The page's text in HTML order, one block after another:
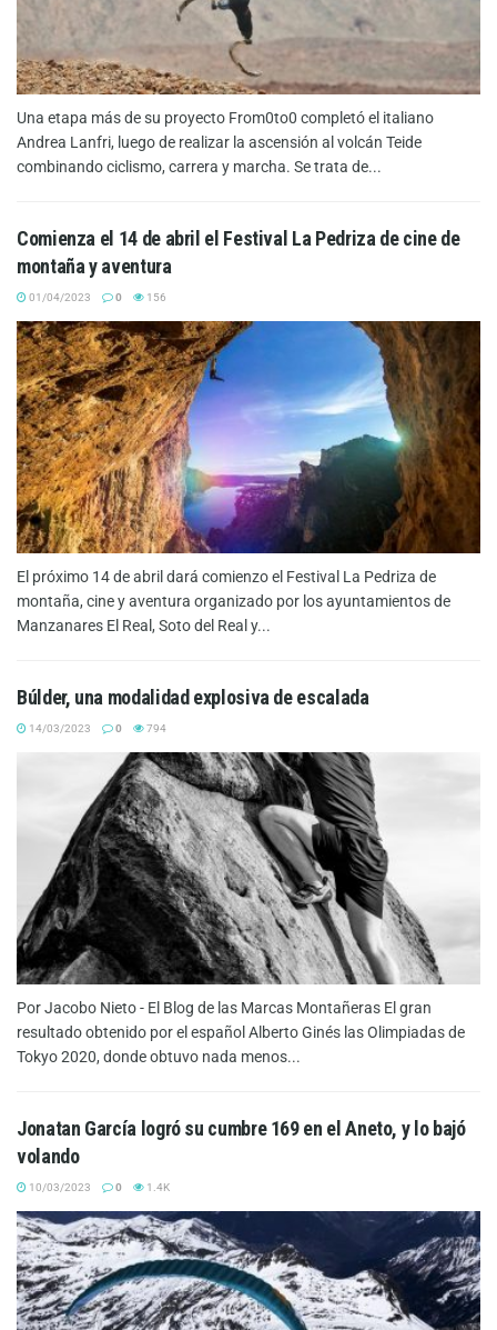
Una etapa más de su proyecto From0to0 completó el italiano
Andrea Lanfri, luego de realizar la ascensión al volcán Teide
combinando ciclismo, carrera y marcha. Se trata de...
Comienza el 14 de abril el Festival La Pedriza de cine de
montaña y aventura
01/04/2023 0 156
El próximo 14 de abril dará comienzo el Festival La Pedriza de
montaña, cine y aventura organizado por los ayuntamientos de
Manzanares El Real, Soto del Real y...
Búlder, una modalidad explosiva de escalada
14/03/2023 0 794
Por Jacobo Nieto - El Blog de las Marcas Montañeras El gran
resultado obtenido por el español Alberto Ginés las Olimpiadas de
Tokyo 2020, donde obtuvo nada menos...
Jonatan García logró su cumbre 169 en el Aneto, y lo bajó
volando
10/03/2023 0 1.4K